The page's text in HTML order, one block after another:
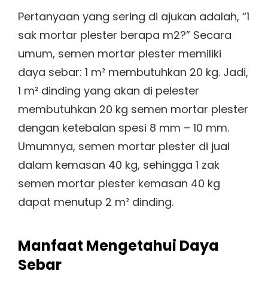
Pertanyaan yang sering di ajukan adalah, “1
sak mortar plester berapa m2?” Secara
umum, semen mortar plester memiliki
daya sebar: 1 m² membutuhkan 20 kg. Jadi,
1 m² dinding yang akan di pelester
membutuhkan 20 kg semen mortar plester
dengan ketebalan spesi 8 mm – 10 mm.
Umumnya, semen mortar plester di jual
dalam kemasan 40 kg, sehingga 1 zak
semen mortar plester kemasan 40 kg
dapat menutup 2 m² dinding.
Manfaat Mengetahui Daya
Sebar